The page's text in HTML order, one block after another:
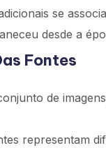
se
desde a
Fontes
de
representam